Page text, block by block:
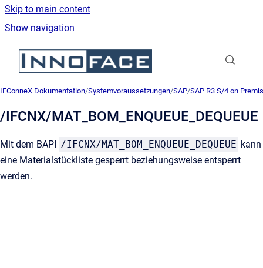
Skip to main content
Show navigation
Go to homepage
IFConneX Dokumentation/Systemvoraussetzungen/SAP/SAP R3 S/4 on
/IFCNX/MAT_BOM_ENQUEUE_DEQUEUE
Mit dem BAPI /IFCNX/MAT_BOM_ENQUEUE_DEQUEUE kann
eine Materialstückliste gesperrt beziehungsweise entsperrt
werden.